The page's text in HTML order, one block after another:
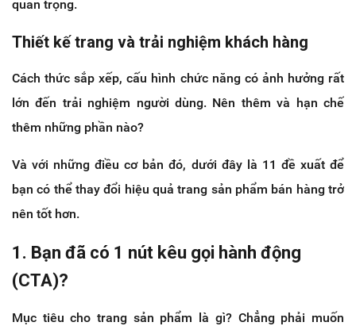
quan trọng.
Thiết kế trang và trải nghiệm khách hàng
Cách thức sắp xếp, cấu hình chức năng có ảnh hưởng rất
lớn đến trải nghiệm người dùng. Nên thêm và hạn chế
thêm những phần nào?
Và với những điều cơ bản đó, dưới đây là 11 đề xuất để
bạn có thể thay đổi hiệu quả trang sản phẩm bán hàng trở
nên tốt hơn.
1. Bạn đã có 1 nút kêu gọi hành động
(CTA)?
Mục tiêu cho trang sản phẩm là gì? Chẳng phải muốn